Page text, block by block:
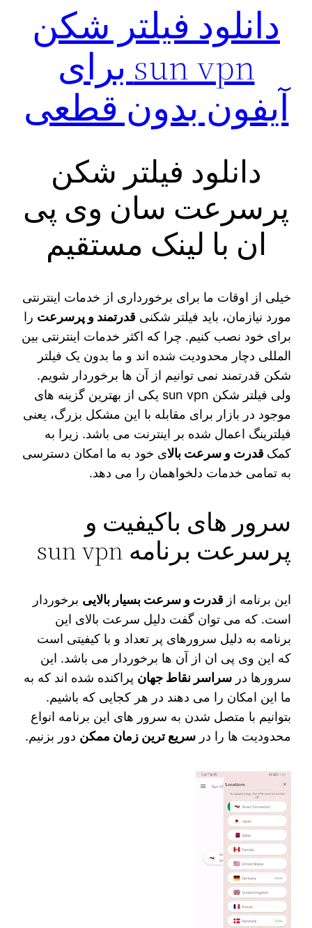
دانلود فیلتر شکن
sun vpn برای
آیفون بدون قطعی
دانلود فیلتر شکن
پرسرعت سان وی پی
ان با لینک مستقیم
خیلی از اوقات ما برای برخورداری از خدمات اینترنتی
مورد نیازمان، باید فیلتر شکنی قدرتمند و پرسرعت را
برای خود نصب کنیم. چرا که اکثر خدمات اینترنتی بین
المللی دچار محدودیت شده اند و ما بدون یک فیلتر
شکن قدرتمند نمی توانیم از آن ها برخوردار شویم.
ولی فیلتر شکن sun vpn یکی از بهترین گزینه های
موجود در بازار برای مقابله با این مشکل بزرگ، یعنی
فیلترینگ اعمال شده بر اینترنت می باشد. زیرا به
کمک قدرت و سرعت بالای خود به ما امکان دسترسی
به تمامی خدمات دلخواهمان را می دهد.
سرور های باکیفیت و
پرسرعت برنامه sun vpn
این برنامه از قدرت و سرعت بسیار بالایی برخوردار
است. که می‌ توان گفت دلیل سرعت بالای این
برنامه به دلیل سرورهای پر تعداد و با کیفیتی است
که این وی پی ان از آن ها برخوردار می باشد. این
سرورها درسراسر نقاط جهان پراکنده شده‌ اند که به
ما این امکان را می دهند در هر کجایی که باشیم.
بتوانیم با متصل شدن به سرور های این برنامه انواع
محدودیت‌ ها را درسریع ترین زمان ممکن دور بزنیم.